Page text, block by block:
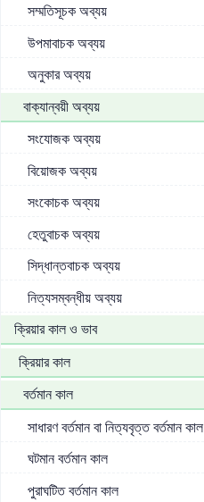
সম্মতিসূচক অব্যয়
উপমাবাচক অব্যয়
অনুকার অব্যয়
বাক্যান্বয়ী অব্যয়
সংযোজক অব্যয়
বিয়োজক অব্যয়
সংকোচক অব্যয়
হেতুবাচক অব্যয়
সিদ্ধান্তবাচক অব্যয়
নিত্যসম্বন্ধীয় অব্যয়
ক্রিয়ার কাল ও ভাব
ক্রিয়ার কাল
বর্তমান কাল
সাধারণ বর্তমান বা নিত্যবৃত্ত বর্তমান কাল
ঘটমান বর্তমান কাল
পুরাঘটিত বর্তমান কাল